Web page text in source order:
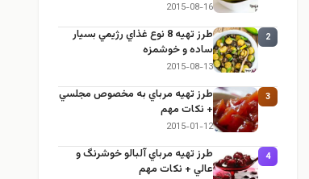
2015-08-16
2
طرز تهيه 8 نوع غذاي رژيمي بسيار
ساده و خوشمزه
2015-08-13
3
طرز تهيه مرباي به مخصوص مجلسي
+ نكات مهم
2015-01-12
4
طرز تهيه مرباي آلبالو خوشرنگ و
عالي + نكات مهم